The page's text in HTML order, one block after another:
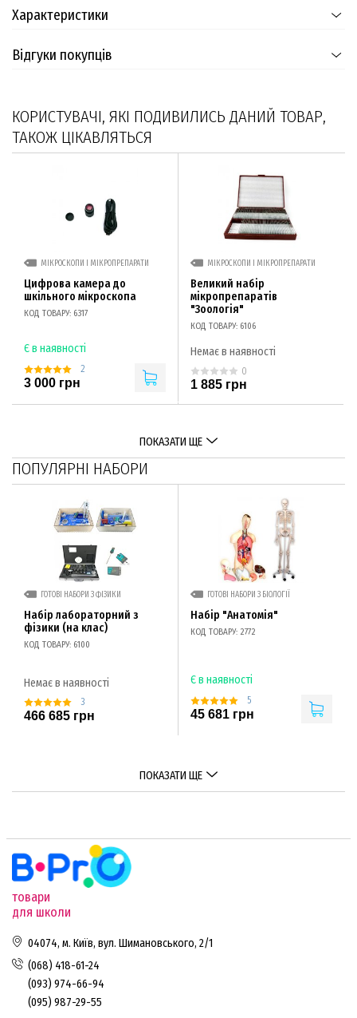
Характеристики
Відгуки покупців
КОРИСТУВАЧІ, ЯКІ ПОДИВИЛИСЬ ДАНИЙ ТОВАР,
ТАКОЖ ЦІКАВЛЯТЬСЯ
МІКРОСКОПИ І МІКРОПРЕПАРАТИ
Цифрова камера до
шкільного мікроскопа
КОД ТОВАРУ: 6317
Є в наявності
2
3 000 грн
МІКРОСКОПИ І МІКРОПРЕПАРАТИ
Великий набір
мікропрепаратів
"Зоологія"
КОД ТОВАРУ: 6106
Немає в наявності
0
1 885 грн
ПОКАЗАТИ ЩЕ
ПОПУЛЯРНІ НАБОРИ
ГОТОВІ НАБОРИ З ФІЗИКИ
Набір лабораторний з
фізики (на клас)
КОД ТОВАРУ: 6100
Немає в наявності
3
466 685 грн
ГОТОВІ НАБОРИ З БІОЛОГІЇ
Набір "Анатомія"
КОД ТОВАРУ: 2772
Є в наявності
5
45 681 грн
ПОКАЗАТИ ЩЕ
товари
для школи
04074, м. Київ, вул. Шимановського, 2/1
(068) 418-61-24
(093) 974-66-94
(095) 987-29-55